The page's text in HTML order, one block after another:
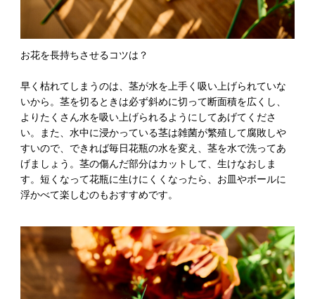
お花を長持ちさせるコツは？
早く枯れてしまうのは、茎が水を上手く吸い上げられていな
いから。茎を切るときは必ず斜めに切って断面積を広くし、
よりたくさん水を吸い上げられるようにしてあげてくださ
い。また、水中に浸かっている茎は雑菌が繁殖して腐敗しや
すいので、できれば毎日花瓶の水を変え、茎を水で洗ってあ
げましょう。茎の傷んだ部分はカットして、生けなおしま
す。短くなって花瓶に生けにくくなったら、お皿やボールに
浮かべて楽しむのもおすすめです。